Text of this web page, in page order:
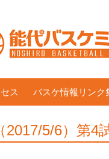
ス バスケ情報リンク
5/6）第4